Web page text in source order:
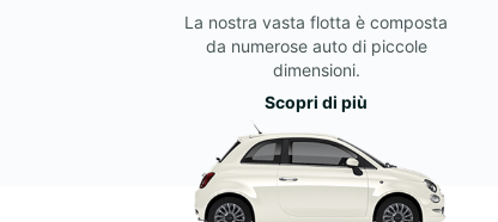
La nostra vasta flotta è composta
da numerose auto di piccole
dimensioni.
Scopri di più